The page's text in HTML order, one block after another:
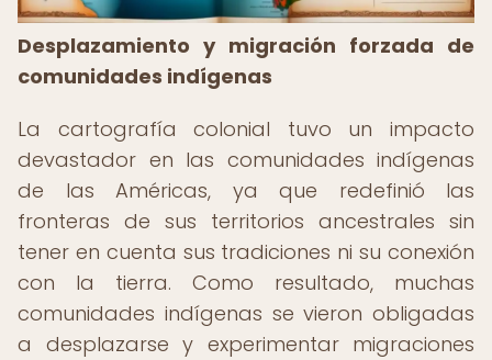
Desplazamiento y migración forzada de
comunidades indígenas
La cartografía colonial tuvo un impacto
devastador en las comunidades indígenas
de las Américas, ya que redefinió las
fronteras de sus territorios ancestrales sin
tener en cuenta sus tradiciones ni su conexión
con la tierra. Como resultado, muchas
comunidades indígenas se vieron obligadas
a desplazarse y experimentar migraciones